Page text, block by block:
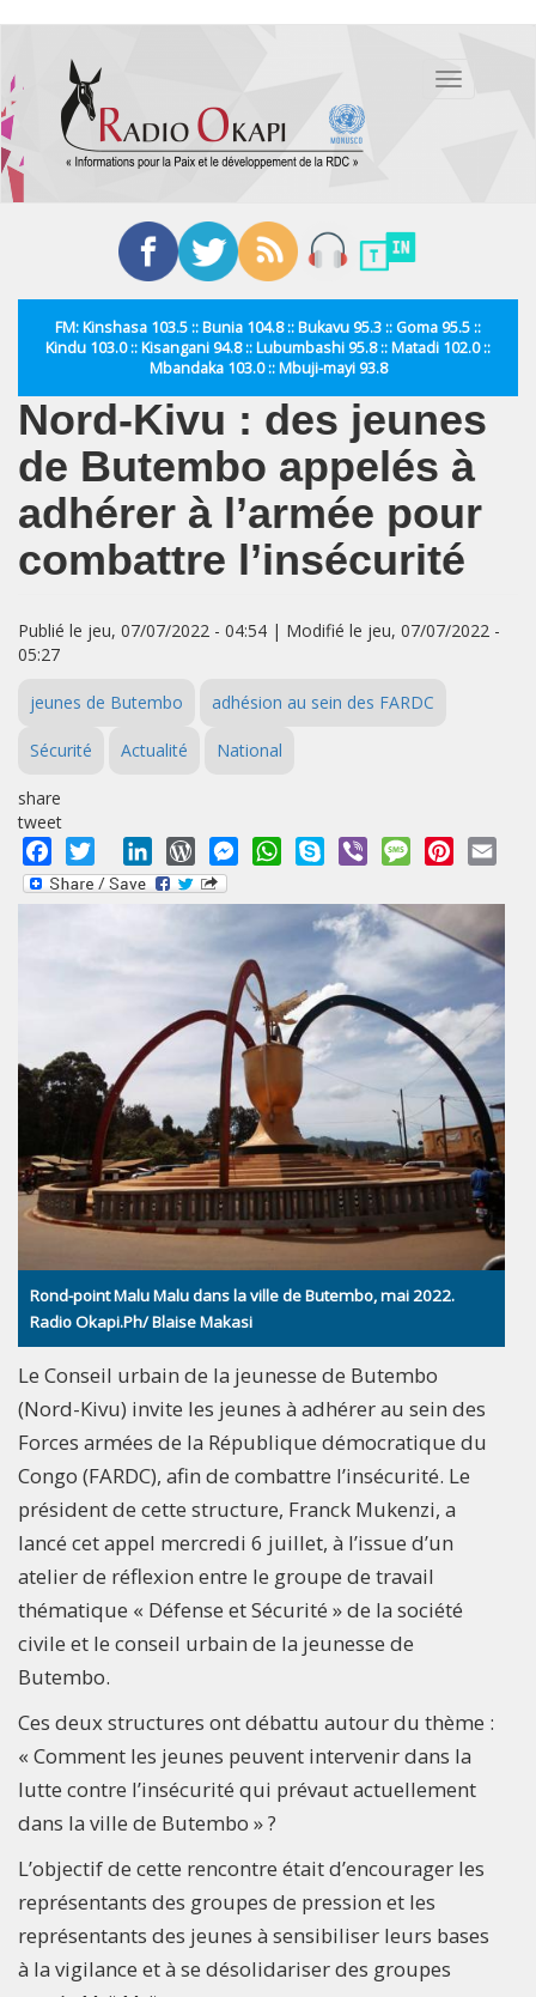
contenu
principal
Toggle
FM: Kinshasa 103.5 :: Bunia 104.8 :: Bukavu 95.3 :: Goma 95.5 ::
Kindu 103.0 :: Kisangani 94.8 :: Lubumbashi 95.8 :: Matadi 102.0 ::
Mbandaka 103.0 :: Mbuji-mayi 93.8
Nord-Kivu : des jeunes
de Butembo appelés à
adhérer à l’armée pour
combattre l’insécurité
Publié le jeu, 07/07/2022 - 04:54 | Modifié le jeu, 07/07/2022 -
05:27
jeunes de Butembo adhésion au sein des FARDC
Sécurité Actualité National
share
tweet
Facebook
Twitter LinkedInWordPressMessengerWhatsApp
Skype Viber MessagePinterest
Rond-point Malu Malu dans la ville de Butembo, mai 2022.
Radio Okapi.Ph/ Blaise Makasi
Le Conseil urbain de la jeunesse de Butembo
(Nord-Kivu) invite les jeunes à adhérer au sein des
Forces armées de la République démocratique du
Congo (FARDC), afin de combattre l’insécurité. Le
président de cette structure, Franck Mukenzi, a
lancé cet appel mercredi 6 juillet, à l’issue d’un
atelier de réflexion entre le groupe de travail
thématique « Défense et Sécurité » de la société
civile et le conseil urbain de la jeunesse de
Butembo.
Ces deux structures ont débattu autour du thème :
« Comment les jeunes peuvent intervenir dans la
lutte contre l’insécurité qui prévaut actuellement
dans la ville de Butembo » ?
L’objectif de cette rencontre était d’encourager les
représentants des groupes de pression et les
représentants des jeunes à sensibiliser leurs bases
à la vigilance et à se désolidariser des groupes